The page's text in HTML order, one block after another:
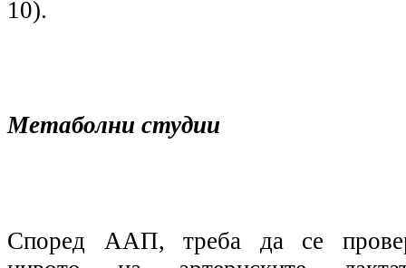
10).
Метаболни студии
Според ААП, треба да се